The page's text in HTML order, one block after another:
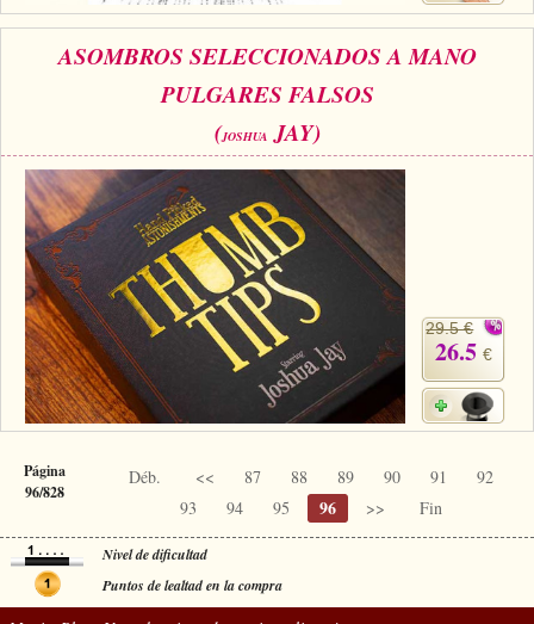
ASOMBROS SELECCIONADOS A MANO
PULGARES FALSOS
(JOSHUA JAY)
29.5 €
26.5 €
Página
96/828
Déb. << 87 88 89 90 91
92
93
94 95 96 >> Fin
Nivel de dificultad
Puntos de lealtad en la compra